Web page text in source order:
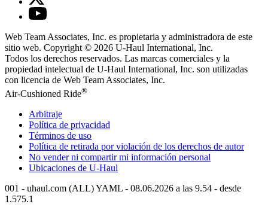
Web Team Associates, Inc. es propietaria y administradora de este
sitio web. Copyright © 2026 U-Haul International, Inc.
Todos los derechos reservados. Las marcas comerciales y la
propiedad intelectual de U-Haul International, Inc. son utilizadas
con licencia de Web Team Associates, Inc.
Air-Cushioned Ride®
Arbitraje
Política de privacidad
Términos de uso
Política de retirada por violación de los derechos de autor
No vender ni compartir mi información personal
Ubicaciones de U-Haul
001 - uhaul.com (ALL) YAML - 08.06.2026 a las 9.54 - desde
1.575.1